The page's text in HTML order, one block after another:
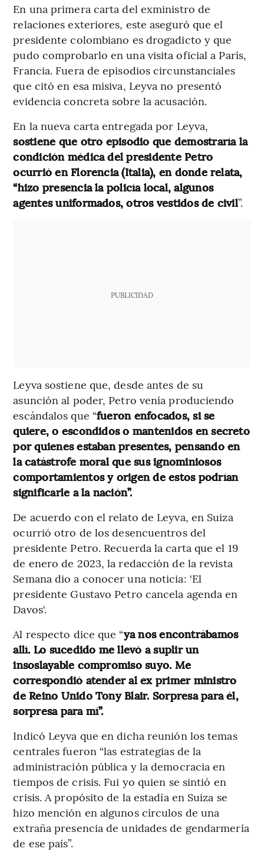
En una primera carta del exministro de
relaciones exteriores, este aseguró que el
presidente colombiano es drogadicto y que
pudo comprobarlo en una visita oficial a París,
Francia. Fuera de episodios circunstanciales
que citó en esa misiva, Leyva no presentó
evidencia concreta sobre la acusación.
En la nueva carta entregada por Leyva,
sostiene que otro episodio que demostraría la
condición médica del presidente Petro
ocurrió en Florencia (Italia), en donde relata,
“hizo presencia la policía local, algunos
agentes uniformados, otros vestidos de civil”.
PUBLICIDAD
Leyva sostiene que, desde antes de su
asunción al poder, Petro venía produciendo
escándalos que “fueron enfocados, si se
quiere, o escondidos o mantenidos en secreto
por quienes estaban presentes, pensando en
la catástrofe moral que sus ignominiosos
comportamientos y origen de estos podrían
significarle a la nación”.
De acuerdo con el relato de Leyva, en Suiza
ocurrió otro de los desencuentros del
presidente Petro. Recuerda la carta que el 19
de enero de 2023, la redacción de la revista
Semana dio a conocer una noticia: ‘El
presidente Gustavo Petro cancela agenda en
Davos‘.
Al respecto dice que “ya nos encontrábamos
allí. Lo sucedido me llevó a suplir un
insoslayable compromiso suyo. Me
correspondió atender al ex primer ministro
de Reino Unido Tony Blair. Sorpresa para él,
sorpresa para mí”.
Indicó Leyva que en dicha reunión los temas
centrales fueron “las estrategias de la
administración pública y la democracia en
tiempos de crisis. Fui yo quien se sintió en
crisis. A propósito de la estadía en Suiza se
hizo mención en algunos círculos de una
extraña presencia de unidades de gendarmería
de ese país”.